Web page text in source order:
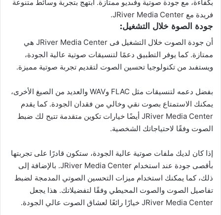
بكفاءة، مع جودة صوتية وفىديو ممتازة. ابتهج بتجربة وسائط متنوعة
فريدة مع JRiver Media Center.
جودة الصوة خلال التشغيل:
أن جودة الصوت خلال التشغيل فى JRiver Media Center هي
ممتازة. كما يوفر التطبيق دعمًا لتنسيقات صوتية عالية الجودة،
ويستفىد من تكنولوجيا تحسين الصوت لتقديم تجربة صوتية مميزة.
بفضل دعمه لتنسيقات مثل FLAC وWAV والعديد من الصيغ الأخرى،
يمكنك الاستمتاع بصوت نقي وخالي من فقدان الجودة. كما يقدم
JRiver Media Center أيضًا خيارات تكوين متقدمة تتيح لك ضبط
الصوت وفقًا لاحتياجاتك الشخصية.
إذا كان لديك ملفات صوتية عالية الجودة، ستكون قادرًا على تجربتها
بأقصى جودة عند استخدام JRiver Media Center. بالإضافة إلى
ذلك، كما يمكنك استخدام ميزات التحسين الصوتي المدمجة لضبط
تفاصيل الصوت والصوت المحيطي وفقًا لتفضيلاتك. هذا يجعل
JRiver Media Center خيارًا رائعًا لعشاق الصوت عالي الجودة.